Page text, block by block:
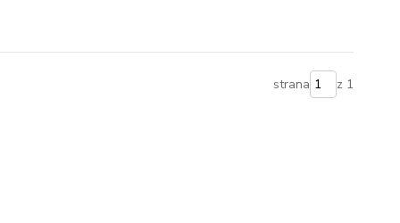
strana z 1